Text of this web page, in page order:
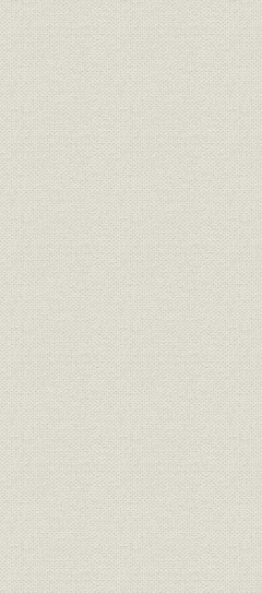
社受託鉱山の譲り受け
転
り
(1950~1959年)
業の発足
分離